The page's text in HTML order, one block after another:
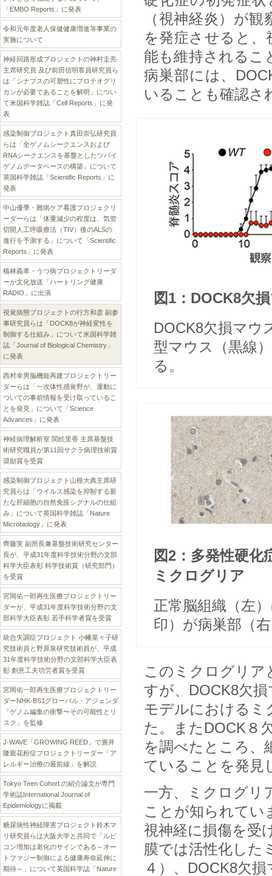
「EMBO Reports」に発表
令和元年度老人保健健康増進等事業の
実施について
神経回路形成プロジェクトの神村圭亮
主席研究員 及び前田信明客員研究員ら
は「シナプスの可塑性にプロテオグリ
カンが必要であることを解明」につい
て米国科学雑誌「Cell Reports」に発
表
感染制御プロジェクト真田崇弘研究員
らは「全ゲノムシークエンスおよび
RNAシークエンスを基盤としたツパイ
ゲノムデータベースの構築」について
英国科学雑誌「Scientific Reports」に
発表
中山優季・難病ケア看護プロジェクリ
ーダーらは「体重減少の程度は、気管
切開人工呼吸療法（TIV）後のALSの
進行を予測する」について「Scientific
Reports」に発表
楯林義孝・うつ病プロジェクトリーダ
ーが文化放送「ハートリング健康
RADIO」に出演
視覚病態プロジェクトの行方和彦 副参
事研究員らは「DOCK8が神経変性を
制御する仕組み」について米国科学雑
誌「Journal of Biological Chemistry」
に発表
西村幸男脳機能再建プロジェクトリー
ダーらは「一次体性感覚野が、運動に
ついての事前情報を受け取っているこ
とを発見」について「Science
Advances」に発表
神経病理解析室 関絵里香 主席基盤技
術研究職員が第11回サクラ病理技術賞
奨励賞を受賞
感染制御プロジェクト山根大典主席研
究員らは「ウイルス感染を抑制する新
たな肝細胞の自然免疫シグナルの仕組
み」について英国科学雑誌「Nature
Microbiology」に発表
齊藤実 副所長兼基盤技術研究センター
長が、平成31年度科学技術分野の文部
科学大臣表彰 科学技術賞（研究部門）
を受賞
宮岡佑一郎再生医療プロジェクトリー
ダーが、平成31年度科学技術分野の文
部科学大臣表彰 若手科学者賞を受賞
統合失調症プロジェクト 小幡菜々子研
究技術員と野原泉研究技術員が、平成
31年度科学技術分野の文部科学大臣表
彰 創意工夫功労者賞を受賞
宮岡佑一郎再生医療プロジェクトリー
ダーNHK-BS1グローバル・アジェンダ
「ゲノム編集の衝撃〜その可能性とリ
スク」を監修
J-WAVE「GROWING REED」で廣井
隆親花粉症プロジェクトリーダー「ア
レルギー治療の最前線」を解説
Tokyo Teen Cohort の紹介論文が専門
学術誌International Journal of
Epidemiologyに掲載
糖尿病性神経障害プロジェクト鈴木マ
リ研究員らは大阪大学と共同で「ルビ
コン増加は老化のサインである～オー
トファジー制御による健康寿命延伸に
期待～」について英国科学誌「Nature
（視神経炎）が
を発症させると、
能も維持されるこ
病巣部には、
いることも確認さ
図1：DOCK8欠
DOCK8欠損マウ
型マウス（黒線
る。
図2：多発性硬化
ミクログリア
正常脳組織（左
印）が病巣部（
このミクログリア
すが、DOCK8欠
モデルにおけるミ
た。またDOCK８
を調べたところ、
ていることを発見
一方、ミクログリ
ことが知られてい
視神経に損傷を受
膜では活性化した
４）、DOCK8欠